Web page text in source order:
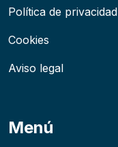
Política de privacidad
Cookies
Aviso legal
Menú